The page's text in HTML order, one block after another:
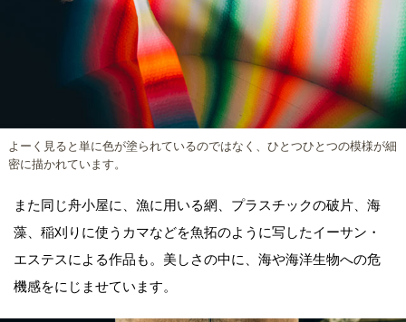
よーく見ると単に色が塗られているのではなく、ひとつひとつの模様が細
密に描かれています。
また同じ舟小屋に、漁に用いる網、プラスチックの破片、海
藻、稲刈りに使うカマなどを魚拓のように写したイーサン・
エステスによる作品も。美しさの中に、海や海洋生物への危
機感をにじませています。